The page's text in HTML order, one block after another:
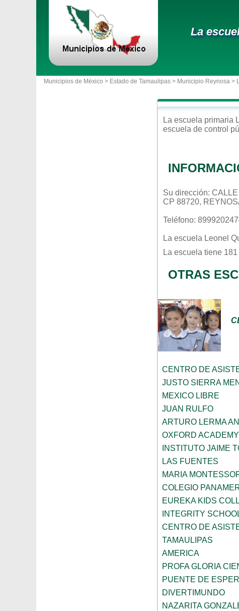
La
Municipios de México > Estado de Tamaulipas > Municipio Reynosa >
La escuela primaria
escuela de control
Su dirección:
CP 88720,
Teléfono:
La escuela Leonel
La escuela tiene
OTRAS
CENTRO DE
JUSTO SIERRA
MEXICO LIBRE
JUAN RULFO
ARTURO LERMA
OXFORD ACADEMY
INSTITUTO JAIME
LAS FUENTES
MARIA
COLEGIO
EUREKA KIDS
INTEGRITY
CENTRO DE
TAMAULIPAS
AMERICA
PROFA GLORIA
PUENTE DE
DIVERTIMUNDO
NAZARITA